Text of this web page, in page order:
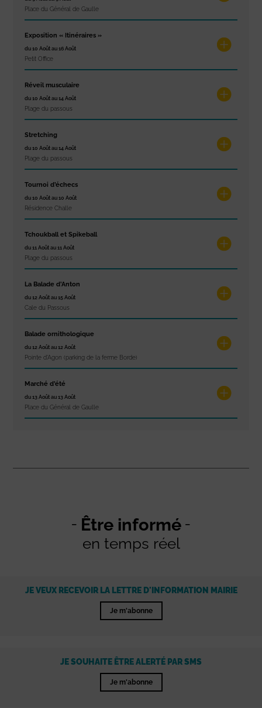
Place du Général de Gaulle
Exposition « Itinéraires »
du 10 Août au 16 Août
Petit Office
Réveil musculaire
du 10 Août au 14 Août
Plage du passous
Stretching
du 10 Août au 14 Août
Plage du passous
Tournoi d’échecs
du 10 Août au 10 Août
Résidence Challe
Tchoukball et Spikeball
du 11 Août au 11 Août
Plage du passous
La Balade d’Anton
du 12 Août au 15 Août
Cale du Passous
Balade ornithologique
du 12 Août au 12 Août
Pointe d'Agon (parking de la ferme Borde)
Marché d’été
du 13 Août au 13 Août
Place du Général de Gaulle
Être informé
en temps réel
JE VEUX RECEVOIR LA LETTRE D'INFORMATION MAIRIE
Je m'abonne
JE SOUHAITE ÊTRE ALERTÉ PAR SMS
Je m'abonne